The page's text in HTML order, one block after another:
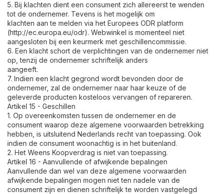
5. Bij klachten dient een consument zich allereerst te wenden
tot de ondernemer. Tevens is het mogelijk om
klachten aan te melden via het Europees ODR platform
(http://ec.europa.eu/odr). Webwinkel is momenteel niet
aangesloten bij een keurmerk met geschillencommissie.
6. Een klacht schort de verplichtingen van de ondernemer niet
op, tenzij de ondernemer schriftelijk anders
aangeeft.
7. Indien een klacht gegrond wordt bevonden door de
ondernemer, zal de ondernemer naar haar keuze of de
geleverde producten kosteloos vervangen of repareren.
Artikel 15 - Geschillen
1. Op overeenkomsten tussen de ondernemer en de
consument waarop deze algemene voorwaarden betrekking
hebben, is uitsluitend Nederlands recht van toepassing. Ook
indien de consument woonachtig is in het buitenland.
2. Het Weens Koopverdrag is niet van toepassing.
Artikel 16 - Aanvullende of afwijkende bepalingen
Aanvullende dan wel van deze algemene voorwaarden
afwijkende bepalingen mogen niet ten nadele van de
consument zijn en dienen schriftelijk te worden vastgelegd